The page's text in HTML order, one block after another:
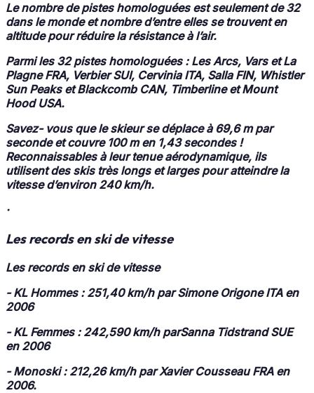
Le nombre de pistes homologuéesest seulement de 32
dans le monde et nombre d’entre elles se trouvent en
altitude pour réduire la résistance à l’air.
Parmi les 32 pistes homologuées: Les Arcs, Vars et La
Plagne FRA, Verbier SUI, Cervinia ITA, Salla FIN, Whistler
Sun Peaks et Blackcomb CAN, Timberline et Mount
Hood USA.
Savez- vous que le skieur se déplace à 69,6 m par
seconde et couvre 100 m en 1,43 secondes !
Reconnaissables à leur tenue aérodynamique, ils
utilisent des skis très longs et larges pour atteindre la
vitesse d’environ 240 km/h.
·
Les records en ski de vitesse
Les records en ski de vitesse
-KL Hommes : 251,40 km/h parSimone OrigoneITA en
2006
-KL Femmes : 242,590 km/h parSanna TidstrandSUE
en 2006
-Monoski: 212,26 km/h parXavier CousseauFRA en
2006.